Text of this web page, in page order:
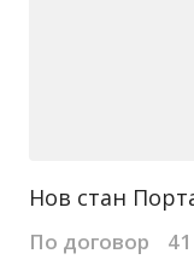
Нов стан
По договор